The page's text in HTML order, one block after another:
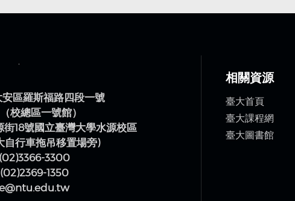
安區羅斯福路四段一號
校總區一號館）
18號國立臺灣大學水源校區
自行車拖吊移置場旁)
相關資源
臺大首頁
臺大課程網
臺大圖書館